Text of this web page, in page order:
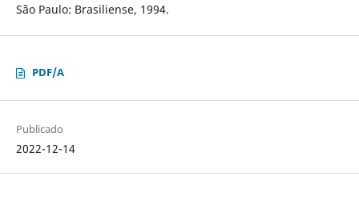
São Paulo: Brasiliense, 1994.
PDF/A
Publicado
2022-12-14